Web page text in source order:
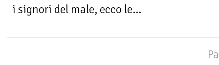
i signori del male, ecco le...